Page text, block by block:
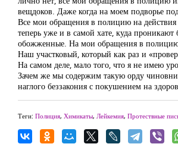
вещдоков. Даже когда на моем подворье
Все мои обращения в полицию на действия
теперь уже и в самой хате, куда проникают
обожженные. На мои обращения в
Наш участковый, который как раз и
На самом деле, мало того, что я не имею
Зачем же мы содержим такую орду
наглого беззакония с покушением на
Теги: Полиция, Химикаты, Лейкемия, Протествные